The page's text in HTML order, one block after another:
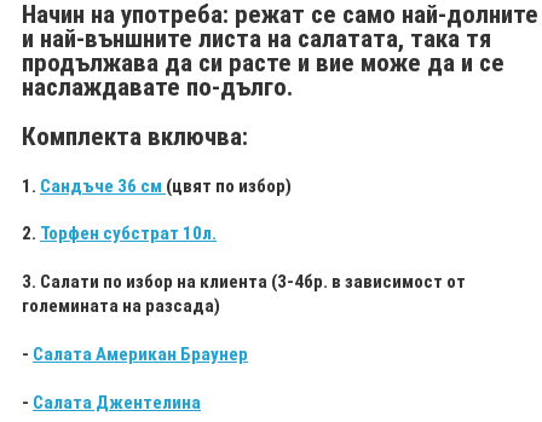
Начин на употреба: режат се само най-долните
и най-външните листа на салатата, така тя
продължава да си расте и вие може да и се
наслаждавате по-дълго.
Комплекта включва:
1. Сандъче 36 см (цвят по избор)
2. Торфен субстрат 10л.
3. Салати по избор на клиента (3-4бр. в зависимост от
големината на разсада)
- Салата Американ Браунер
- Салата Джентелина